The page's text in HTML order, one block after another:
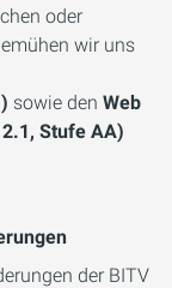
oder
wir uns
sowie den Web
Stufe AA)
der BITV